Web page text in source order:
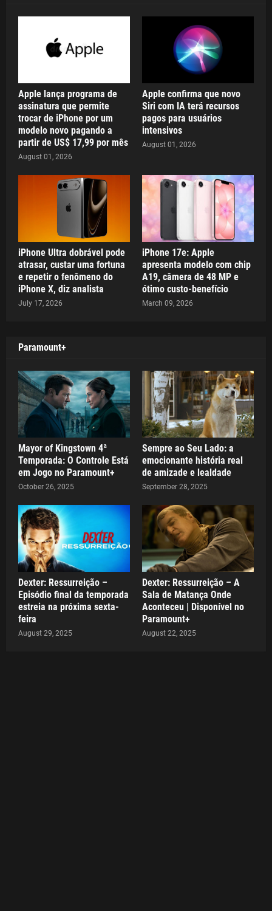
Apple lança programa de
assinatura que permite
trocar de iPhone por um
modelo novo pagando a
partir de US$ 17,99 por mês
August 01, 2026
Apple confirma que novo
Siri com IA terá recursos
pagos para usuários
intensivos
August 01, 2026
iPhone Ultra dobrável pode
atrasar, custar uma fortuna
e repetir o fenômeno do
iPhone X, diz analista
July 17, 2026
iPhone 17e: Apple
apresenta modelo com chip
A19, câmera de 48 MP e
ótimo custo-benefício
March 09, 2026
Paramount+
Mayor of Kingstown 4ª
Temporada: O Controle Está
em Jogo no Paramount+
October 26, 2025
Sempre ao Seu Lado: a
emocionante história real
de amizade e lealdade
September 28, 2025
Dexter: Ressurreição –
Episódio final da temporada
estreia na próxima sexta-
feira
August 29, 2025
Dexter: Ressurreição – A
Sala de Matança Onde
Aconteceu | Disponível no
Paramount+
August 22, 2025